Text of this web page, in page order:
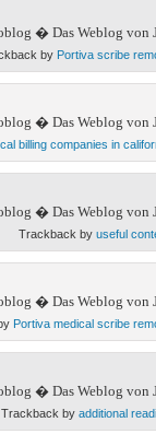
� Das Weblog von
by Portiva scribe
� Das Weblog von
billing companies in
� Das Weblog von
Trackback by useful
� Das Weblog von
Portiva medical scribe
� Das Weblog von
Trackback by additional